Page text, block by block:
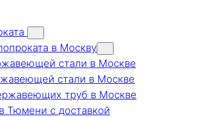
в Москву
стали в Москве
стали в Москве
труб в Москве
Тюмени с доставкой